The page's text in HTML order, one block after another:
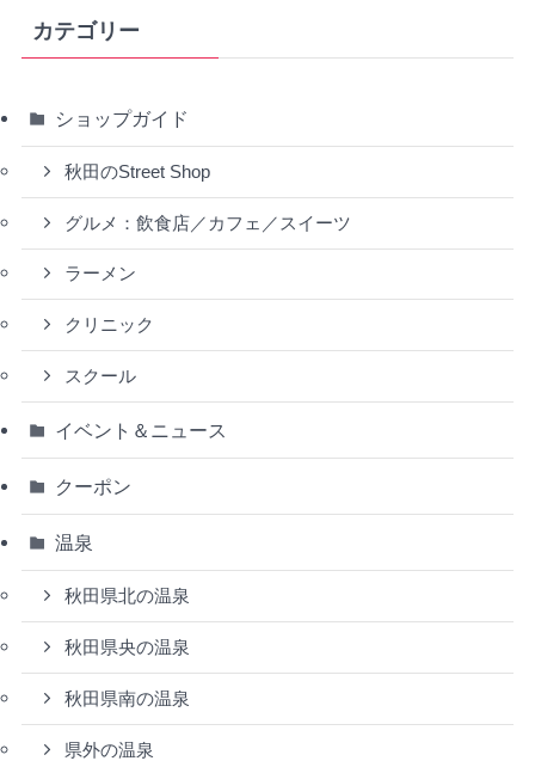
カテゴリー
ショップガイド
秋田のStreet Shop
グルメ：飲食店／カフェ／スイーツ
ラーメン
クリニック
スクール
イベント＆ニュース
クーポン
温泉
秋田県北の温泉
秋田県央の温泉
秋田県南の温泉
県外の温泉